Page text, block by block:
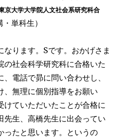
京大学大学院人文社会系研究科合
単科生）
なります。Sです。おかげさま
の社会科学研究科に合格いた
電話で昴に問い合わせし、
、無理に個別指導をお願い
けていただいたことが合格に
先生、高橋先生に出会ってい
ったと思います。というの